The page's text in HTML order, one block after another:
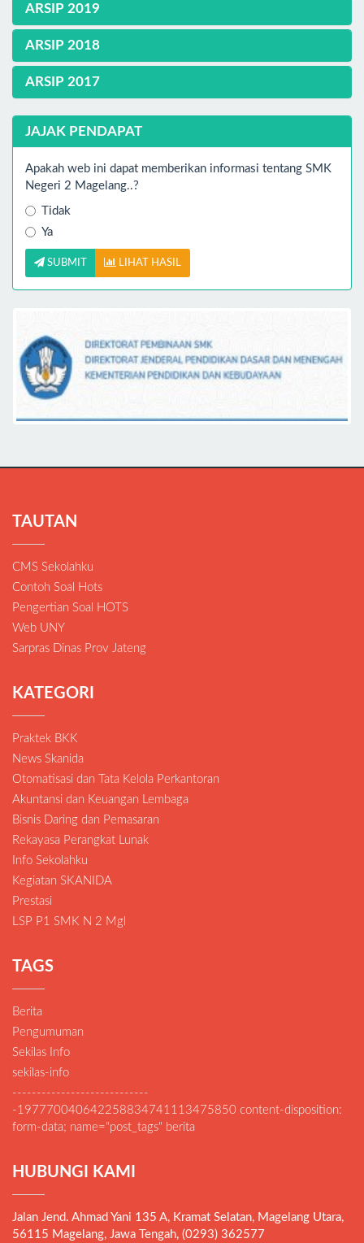
ARSIP 2019
ARSIP 2018
ARSIP 2017
JAJAK PENDAPAT
Apakah web ini dapat memberikan informasi tentang SMK
Negeri 2 Magelang..?
Tidak
Ya
SUBMIT LIHAT HASIL
TAUTAN
CMS Sekolahku
Contoh Soal Hots
Pengertian Soal HOTS
Web UNY
Sarpras Dinas Prov Jateng
KATEGORI
Praktek BKK
News Skanida
Otomatisasi dan Tata Kelola Perkantoran
Akuntansi dan Keuangan Lembaga
Bisnis Daring dan Pemasaran
Rekayasa Perangkat Lunak
Info Sekolahku
Kegiatan SKANIDA
Prestasi
LSP P1 SMK N 2 Mgl
TAGS
Berita
Pengumuman
Sekilas Info
sekilas-info
----------------------------
-197770040642258834741113475850 content-disposition:
form-data; name="post_tags" berita
HUBUNGI KAMI
Jalan Jend. Ahmad Yani 135 A, Kramat Selatan, Magelang Utara,
56115 Magelang, Jawa Tengah, (0293) 362577